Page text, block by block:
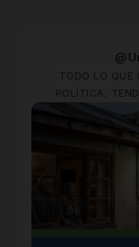
TODO LO QUE
POLÍTICA,